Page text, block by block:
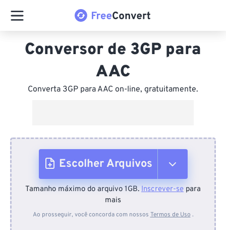
Conversor de 3GP para
AAC
Converta 3GP para AAC on-line, gratuitamente.
Escolher Arquivos
Do dispositivo
Tamanho máximo do arquivo 1GB. Inscrever-se para
mais
Ao prosseguir, você concorda com nossos Termos de Uso .